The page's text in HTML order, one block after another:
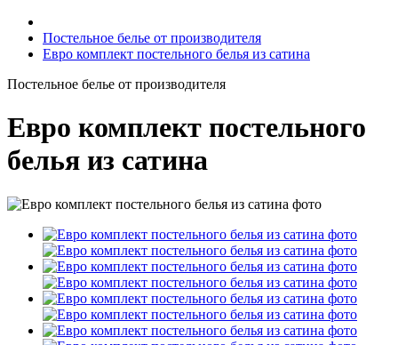
Постельное белье от производителя
Евро комплект постельного белья из сатина
Постельное белье от производителя
Евро комплект постельного
белья из сатина